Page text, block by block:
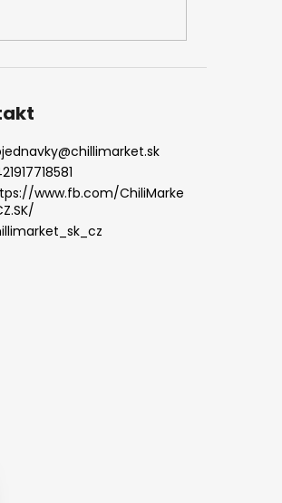
@chillimarket.sk
www.fb.com/ChiliMarke